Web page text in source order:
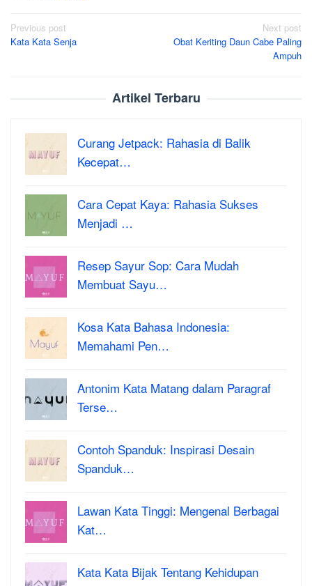
Post
navigation
Previous post
Kata Kata Senja
Next post
Obat Keriting Daun Cabe Paling
Ampuh
Artikel Terbaru
Curang Jetpack: Rahasia di Balik
Kecepat…
Cara Cepat Kaya: Rahasia Sukses
Menjadi …
Resep Sayur Sop: Cara Mudah
Membuat Sayu…
Kosa Kata Bahasa Indonesia:
Memahami Pen…
Antonim Kata Matang dalam Paragraf
Terse…
Contoh Spanduk: Inspirasi Desain
Spanduk…
Lawan Kata Tinggi: Mengenal Berbagai
Kat…
Kata Kata Bijak Tentang Kehidupan